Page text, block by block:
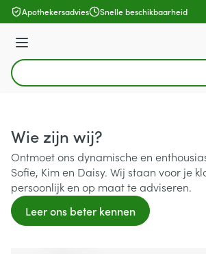
Ga naar de inhoud
Apothekersadvies Snelle beschikbaarheid
Menu
Product, merk, categorie...
Wie zijn wij?
Ontmoet ons dynamische en
Sofie, Kim en Daisy. Wij staan voor je
persoonlijk en op maat te adviseren.
Leer ons beter kennen